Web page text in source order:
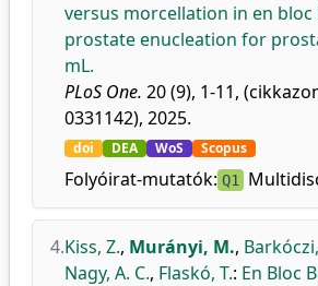
versus morcellation in en
prostate enucleation for
mL.
PLoS One. 20 (9), 1-11,
0331142), 2025.
doi DEA WoS Scopus
Folyóirat-mutatók: Q1
4.Kiss, Z., Murányi, M.,
Nagy, A. C., Flaskó, T.: En Bloc